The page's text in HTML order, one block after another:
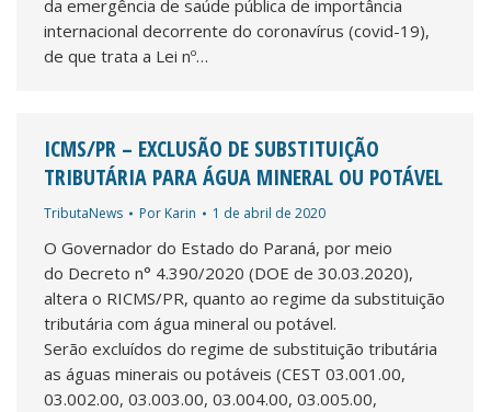
da emergência de saúde pública de importância
internacional decorrente do coronavírus (covid-19),
de que trata a Lei nº…
ICMS/PR – EXCLUSÃO DE SUBSTITUIÇÃO
TRIBUTÁRIA PARA ÁGUA MINERAL OU POTÁVEL
TributaNews Por Karin 1 de abril de 2020
O Governador do Estado do Paraná, por meio
do Decreto n° 4.390/2020 (DOE de 30.03.2020),
altera o RICMS/PR, quanto ao regime da substituição
tributária com água mineral ou potável.
Serão excluídos do regime de substituição tributária
as águas minerais ou potáveis (CEST 03.001.00,
03.002.00, 03.003.00, 03.004.00, 03.005.00,